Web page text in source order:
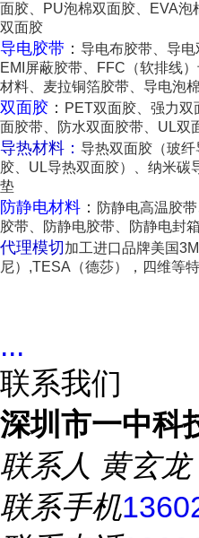
面胶、PU泡棉双面胶、EVA泡
双面胶
导电胶带 ： 导电布胶带、导电
EMI屏蔽胶带、FFC（软排线
材料、麦拉铜箔胶带、导电泡棉
双面胶 ： PET双面胶、强力双
面胶带、防水双面胶带、UL双
导热材料： 导热双面胶（玻
胶、UL导热双面胶）、纳米碳
垫
防静电材料 ： 防静电高温胶
胶带、防静电胶带、防静电封
代理模切 加工进口品牌美国
尼）,TESA（德莎），四维等
...
联系我们
深圳市一中科
联系人 黄玄龙
联系手机